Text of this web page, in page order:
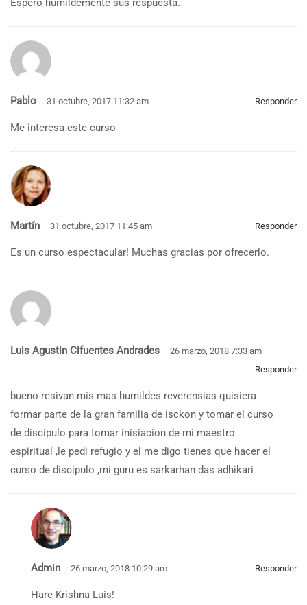
Espero humildemente sus respuesta.
Pablo 31 octubre, 2017 11:32 am Responder
Me interesa este curso
Martín 31 octubre, 2017 11:45 am Responder
Es un curso espectacular! Muchas gracias por ofrecerlo.
Luis Agustin Cifuentes Andrades
26 marzo, 2018 7:33 am
Responder
bueno resivan mis mas humildes reverensias quisiera
formar parte de la gran familia de isckon y tomar el curso
de discipulo para tomar inisiacion de mi maestro
espiritual ,le pedi refugio y el me digo tienes que hacer el
curso de discipulo ,mi guru es sarkarhan das adhikari
Admin 26 marzo, 2018 10:29 am Responder
Hare Krishna Luis!